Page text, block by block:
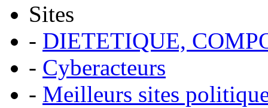
Sites
- DIETETIQUE,
- Cyberacteurs
- Meilleurs sites